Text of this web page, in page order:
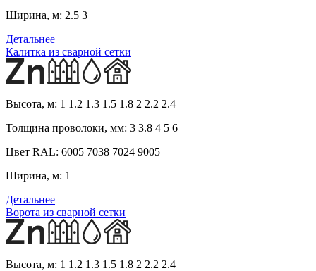
Ширина, м: 2.5 3
Детальнее
Калитка из сварной сетки
Высота, м: 1 1.2 1.3 1.5 1.8 2 2.2 2.4
Толщина проволоки, мм: 3 3.8 4 5 6
Цвет RAL: 6005 7038 7024 9005
Ширина, м: 1
Детальнее
Ворота из сварной сетки
Высота, м: 1 1.2 1.3 1.5 1.8 2 2.2 2.4